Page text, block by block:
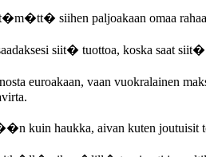
siihen paljoakaan omaa
siit� tuottoa, koska saat
euroakaan, vaan
kuin haukka, aivan kuten joutuisit